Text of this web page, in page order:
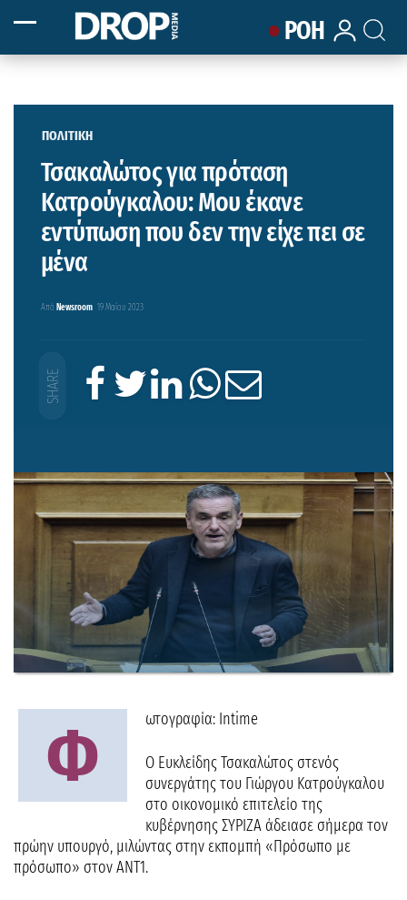
ΡΟΗ
ΠΟΛΙΤΙΚΗ
Τσακαλώτος για πρόταση
Κατρούγκαλου: Μου έκανε
εντύπωση που δεν την είχε πει σε
μένα
Από Newsroom 19 Μαΐου 2023
Φ ωτογραφία: Intime
Ο Ευκλείδης Τσακαλώτος στενός
συνεργάτης του Γιώργου Κατρούγκαλου
στο οικονομικό επιτελείο της
κυβέρνησης ΣΥΡΙΖΑ άδειασε σήμερα τον
πρώην υπουργό, μιλώντας στην εκπομπή «Πρόσωπο με
πρόσωπο» στον ΑΝΤ1.